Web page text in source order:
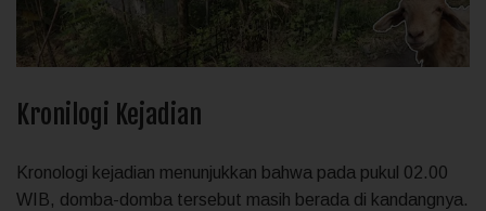
Kronilogi Kejadian
Kronologi kejadian menunjukkan bahwa pada pukul 02.00
WIB, domba-domba tersebut masih berada di kandangnya.